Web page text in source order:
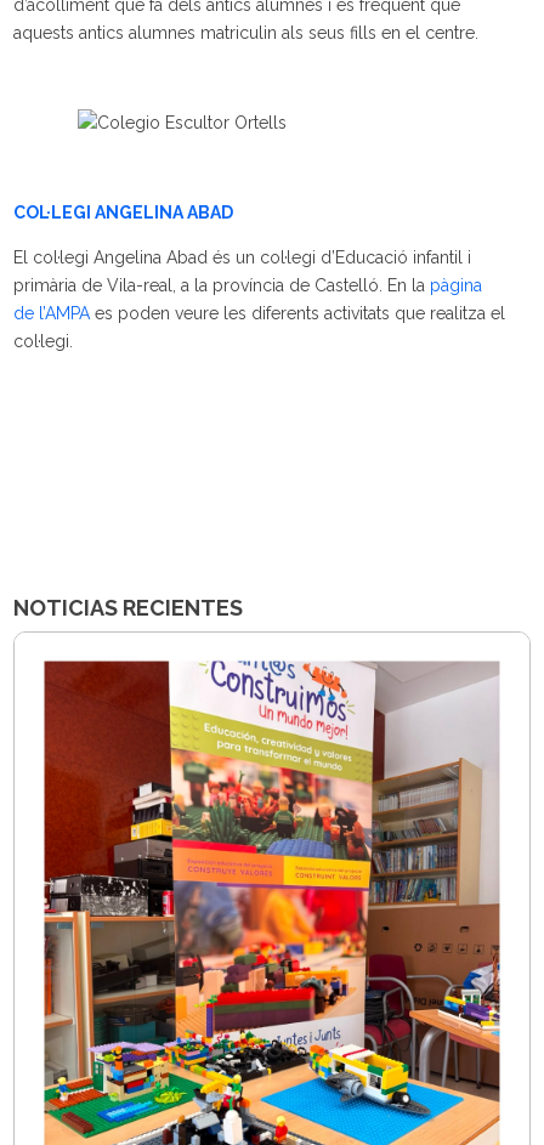
d’acolliment que fa dels antics alumnes i és freqüent que
aquests antics alumnes matriculin als seus fills en el centre.
COL·LEGI ANGELINA ABAD
El col·legi Angelina Abad és un col·legi d’Educació infantil i
primària de Vila-real, a la província de Castelló. En la pàgina
de l’AMPAes poden veure les diferents activitats que realitza el
col·legi.
NOTICIAS RECIENTES